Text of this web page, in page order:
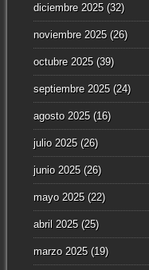
diciembre 2025(32)
noviembre 2025(26)
octubre 2025(39)
septiembre 2025(24)
agosto 2025(16)
julio 2025(26)
junio 2025(26)
mayo 2025(22)
abril 2025(25)
marzo 2025(19)